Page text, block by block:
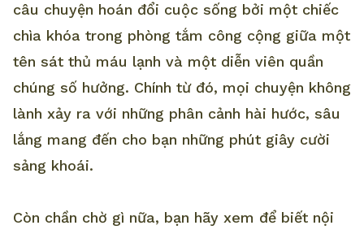
câu chuyện hoán đổi cuộc sống bởi một chiếc
chìa khóa trong phòng tắm công cộng giữa một
tên sát thủ máu lạnh và một diễn viên quần
chúng số hưởng. Chính từ đó, mọi chuyện không
lành xảy ra với những phân cảnh hài hước, sâu
lắng mang đến cho bạn những phút giây cười
sảng khoái.
Còn chần chờ gì nữa, bạn hãy xem để biết nội